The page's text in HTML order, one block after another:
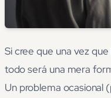
Si cree que una vez
todo será una mera
Un problema ocasional